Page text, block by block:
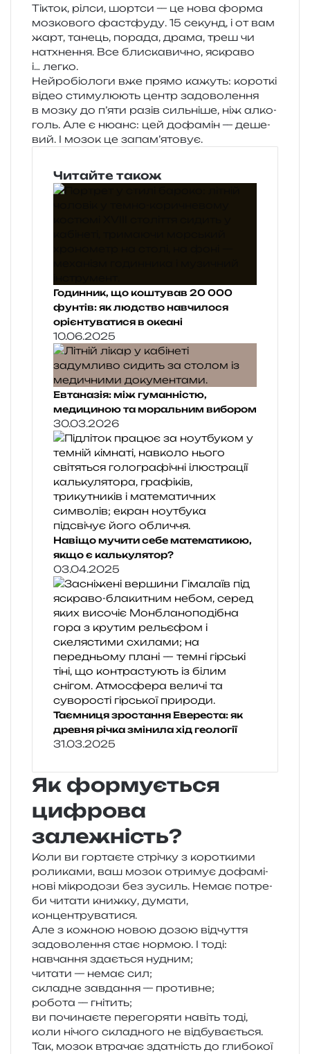
Тікток, рілси, шор­тси — це нова форма
моз­ко­во­го фас­тфу­ду. 15 секунд, і от вам
жарт, танець, пора­да, драма, треш чи
натхне­н­ня. Все бли­ска­ви­чно, яскра­во
і… легко.
Нейробіологи вже прямо кажуть: коро­ткі
відео сти­му­лю­ють центр задо­во­ле­н­ня
в мозку до п’яти разів силь­ні­ше, ніж алко­
голь. Але є нюанс: цей дофа­мін — деше­
вий. І мозок це запам’ятовує.
Читайте також
Годинник, що коштував 20 000
фунтів: як людство навчилося
орієнтуватися в океані
10.06.2025
Евтаназія: між гуманністю,
медициною та моральним вибором
30.03.2026
Навіщо мучити себе математикою,
якщо є калькулятор?
03.04.2025
Таємниця зростання Евереста: як
древня річка змінила хід геології
31.03.2025
Як формується
цифрова
залежність?
Коли ви гор­та­є­те стрі­чку з коро­тки­ми
роли­ка­ми, ваш мозок отри­мує дофа­мі­
но­ві мікро­до­зи без зусиль. Немає потре­
би чита­ти книж­ку, дума­ти,
концентруватися.
Але з кожною новою дозою від­чу­т­тя
задо­во­ле­н­ня стає нор­мою. І тоді:
навча­н­ня зда­є­ться нудним;
чита­ти — немає сил;
скла­дне зав­да­н­ня — противне;
робо­та — гнітить;
ви почи­на­є­те пере­го­ря­ти навіть тоді,
коли нічо­го скла­дно­го не відбувається.
Так, мозок втра­чає зда­тність до гли­бо­кої